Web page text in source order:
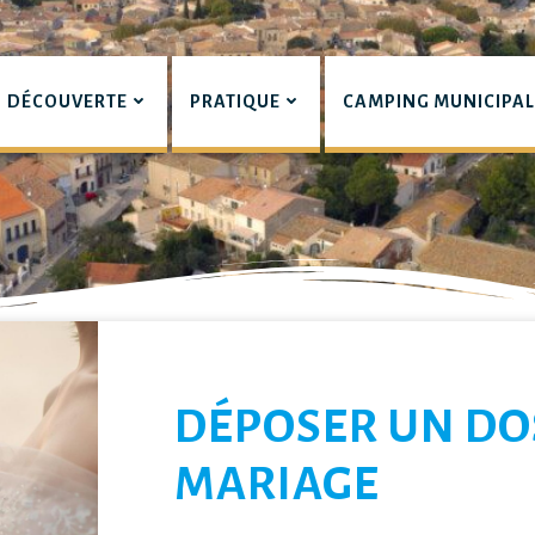
DÉCOUVERTE PRATIQUE CAMPING MUNICIPAL
DÉPOSER UN
MARIAGE